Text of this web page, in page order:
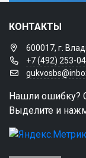
КОНТАКТЫ
600017, г.
+7 (492) 253-
Нашли ошибку?
Выделите и